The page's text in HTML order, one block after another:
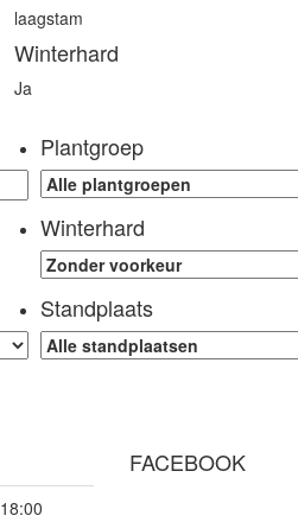
laagstam
Winterhard
Ja
Plantgroep
Winterhard
Standplaats
18:00
FACEBOOK